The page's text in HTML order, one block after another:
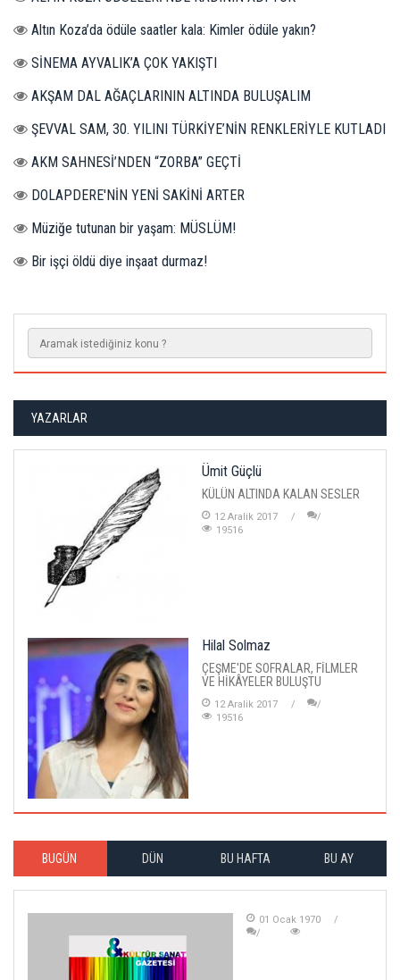
Altın Koza’da ödüle saatler kala: Kimler ödüle yakın?
SİNEMA AYVALIK’A ÇOK YAKIŞTI
AKŞAM DAL AĞAÇLARININ ALTINDA BULUŞALIM
ŞEVVAL SAM, 30. YILINI TÜRKİYE’NİN RENKLERİYLE KUTLADI
AKM SAHNESİ’NDEN “ZORBA” GEÇTİ
DOLAPDERE'NİN YENİ SAKİNİ ARTER
Müziğe tutunan bir yaşam: MÜSLÜM!
Bir işçi öldü diye inşaat durmaz!
YAZARLAR
Ümit Güçlü
KÜLÜN ALTINDA KALAN SESLER
12 Aralik 2017
19516
Hilal Solmaz
ÇEŞME'DE SOFRALAR, FİLMLER
VE HİKÂYELER BULUŞTU
12 Aralik 2017
19516
BUGÜN DÜN BU HAFTA BU AY
01 Ocak 1970